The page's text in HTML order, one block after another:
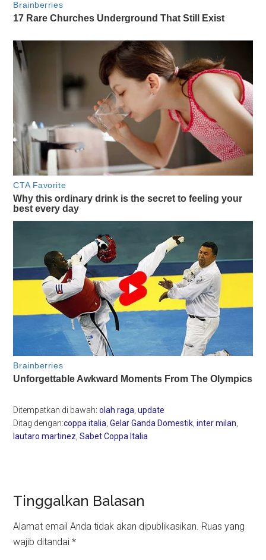
Ditempatkan di bawah:olah raga ,update
Ditag dengan:coppa italia ,Gelar Ganda Domestik ,inter milan
lautaro martinez ,Sabet Coppa Italia
Reader
Interactions
Tinggalkan Balasan
Alamat email Anda tidak akan dipublikasikan. Ruas yang
wajib ditandai*